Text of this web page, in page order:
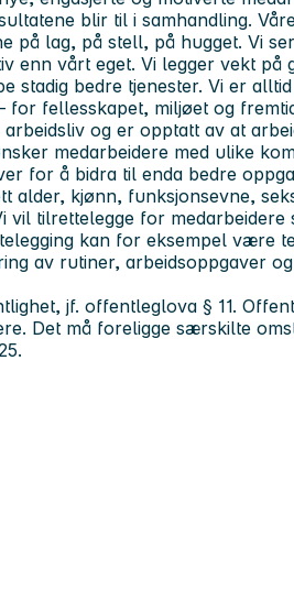
blir til i samhandling.
på lag, på stell, på hugget. Vi
enn vårt eget. Vi legger vekt på
stadig bedre tjenester. Vi er
fellesskapet, miljøet og
og er opptatt av at
medarbeidere med ulike
for å bidra til enda bedre
alder, kjønn, funksjonsevne,
tilrettelegge for medarbeidere
kan for eksempel være
av rutiner, arbeidsoppgaver og
jf. offentleglova § 11.
Det må foreligge særskilte